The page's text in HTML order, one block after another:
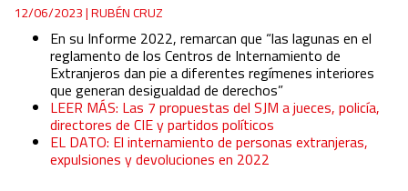
12/06/2023|RUBÉN CRUZ
En su Informe 2022, remarcan que “las lagunas en el
reglamento de los Centros de Internamiento de
Extranjeros dan pie a diferentes regímenes interiores
que generan desigualdad de derechos”
LEER MÁS: Las 7 propuestas del SJM a jueces, policía,
directores de CIE y partidos políticos
EL DATO: El internamiento de personas extranjeras,
expulsiones y devoluciones en 2022
Analytical
Functional
Advertising